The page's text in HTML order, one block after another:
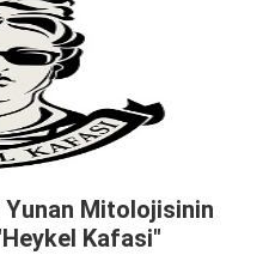
Mitolojisinin
Kafasi"